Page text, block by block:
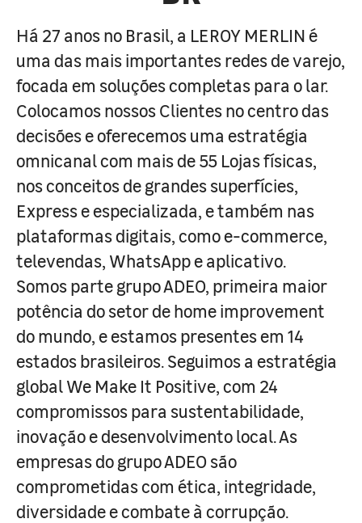
Há 27 anos no Brasil, a LEROY MERLIN é
uma das mais importantes redes de varejo,
focada em soluções completas para o lar.
Colocamos nossos Clientes no centro das
decisões e oferecemos uma estratégia
omnicanal com mais de 55 Lojas físicas,
nos conceitos de grandes superfícies,
Express e especializada, e também nas
plataformas digitais, como e-commerce,
televendas, WhatsApp e aplicativo.
Somos parte grupo ADEO, primeira maior
potência do setor de home improvement
do mundo, e estamos presentes em 14
estados brasileiros. Seguimos a estratégia
global We Make It Positive, com 24
compromissos para sustentabilidade,
inovação e desenvolvimento local. As
empresas do grupo ADEO são
comprometidas com ética, integridade,
diversidade e combate à corrupção.